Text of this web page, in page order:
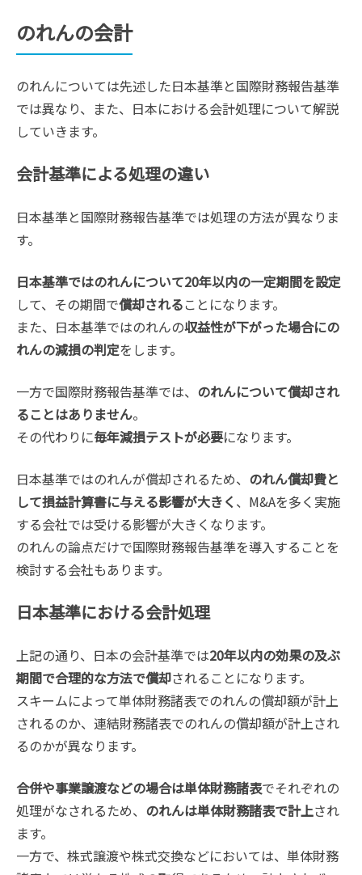
のれんの会計
のれんについては先述した日本基準と国際財務報告基準
では異なり、また、日本における会計処理について解説
していきます。
会計基準による処理の違い
日本基準と国際財務報告基準では処理の方法が異なりま
す。
日本基準ではのれんについて20年以内の一定期間を設定
して、その期間で償却されることになります。
また、日本基準ではのれんの収益性が下がった場合にの
れんの減損の判定をします。
一方で国際財務報告基準では、 のれんについて償却され
ることはありません。
その代わりに毎年減損テストが必要になります。
日本基準ではのれんが償却されるため、 のれん償却費と
して損益計算書に与える影響が大きく 、M&Aを多く実施
する会社では受ける影響が大きくなります。
のれんの論点だけで国際財務報告基準を導入することを
検討する会社もあります。
日本基準における会計処理
上記の通り、日本の会計基準では20年以内の効果の及ぶ
期間で合理的な方法で償却されることになります。
スキームによって単体財務諸表でのれんの償却額が計上
されるのか、連結財務諸表でのれんの償却額が計上され
るのかが異なります。
合併や事業譲渡などの場合は単体財務諸表でそれぞれの
処理がなされるため、 のれんは単体財務諸表で計上され
ます。
一方で、株式譲渡や株式交換などにおいては、単体財務